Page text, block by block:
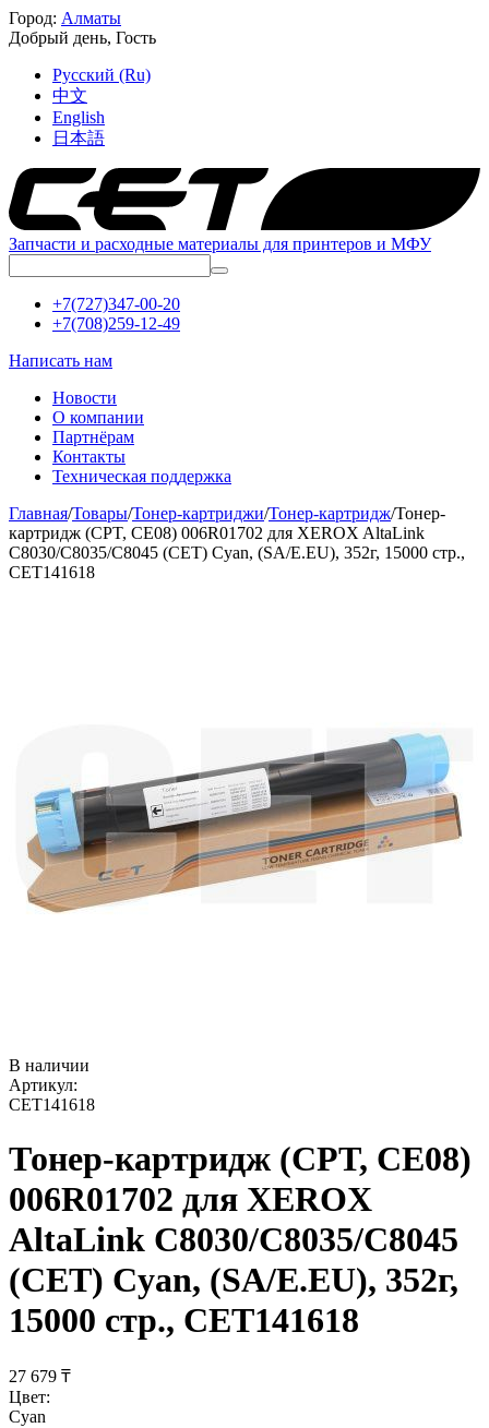
Город: Алматы
Добрый день, Гость
Русский (Ru)
中文
English
日本語
Запчасти и расходные материалы для принтеров и МФУ
+7(727)347-00-20
+7(708)259-12-49
Написать нам
Новости
О компании
Партнёрам
Контакты
Техническая поддержка
Главная/Товары/Тонер-картриджи/Тонер-картридж/Тонер-
картридж (CPT, CE08) 006R01702 для XEROX AltaLink
C8030/C8035/C8045 (CET) Cyan, (SA/E.EU), 352г, 15000 стр.,
CET141618
В наличии
Артикул:
CET141618
Тонер-картридж (CPT, CE08)
006R01702 для XEROX
AltaLink C8030/C8035/C8045
(CET) Cyan, (SA/E.EU), 352г,
15000 стр., CET141618
27 679 ₸
Цвет:
Cyan